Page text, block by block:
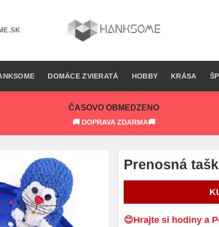
DOMÁCE ZVIERATÁ HOBBY KRÁSA
ČASOVO OBMEDZENO
🚚 DOPRAVA ZDARMA🚚
Prenosná
😊Hrajte si hodiny a